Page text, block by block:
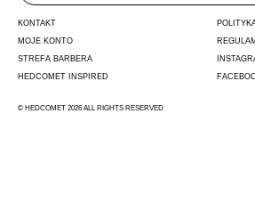
KONTAKT
MOJE KONTO
STREFA BARBERA
HEDCOMET INSPIRED
© HEDCOMET 2026 ALL RIGHTS RESERVED